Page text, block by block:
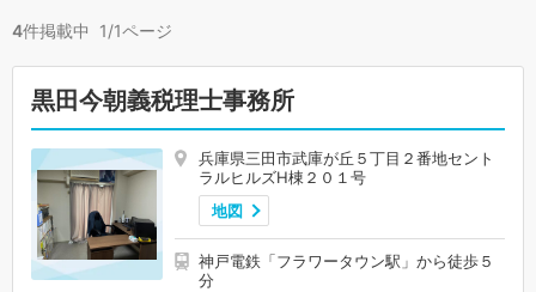
4件掲載中 1/1ページ
黒田今朝義税理士事務所
兵庫県三田市武庫が丘５丁目２番地セント
ラルヒルズH棟２０１号
地図
神戸電鉄「フラワータウン駅」から徒歩５
分